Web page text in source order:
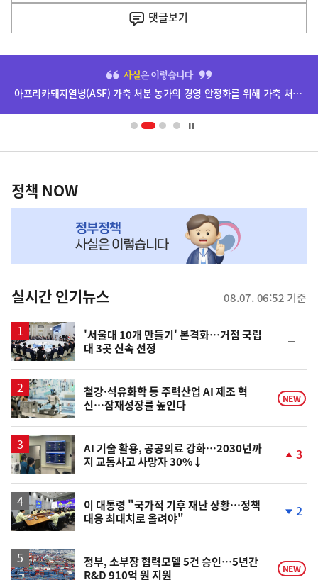
댓글보기
단
배
영
아프리카돼지열병(ASF) 가축 처분 농가의 경영 안정화를 위해 가축 처분 보상금을 신속하게 지급하겠습니다.
책
NOW,
뉴
스
정책 NOW
실시간 인기뉴스 08.07. 06:52 기준
'서울대 10개 만들기' 본격화…거점 국립
대 3곳 신속 선정
일
철강·석유화학 등 주력산업 AI 제조 혁
신…잠재성장률 높인다
NEW
AI 기술 활용, 공공의료 강화…2030년까
지 교통사고 사망자 30%↓
3
이 대통령 "국가적 기후 재난 상황…정책
대응 최대치로 올려야"
락
2
정부, 소부장 협력모델 5건 승인…5년간
R&D 910억 원 지원
NEW